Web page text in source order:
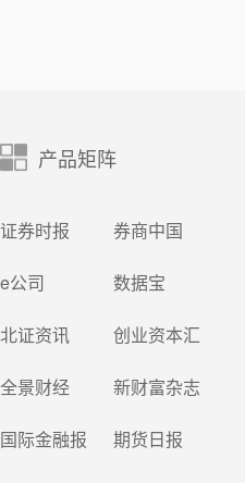
产品矩阵
证券时报 券商中国
e公司 数据宝
北证资讯 创业资本汇
全景财经 新财富杂志
国际金融报 期货日报